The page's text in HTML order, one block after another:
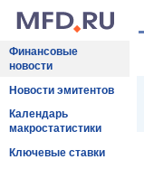
Финансовые
новости
Новости эмитентов
Календарь
макростатистики
Ключевые ставки